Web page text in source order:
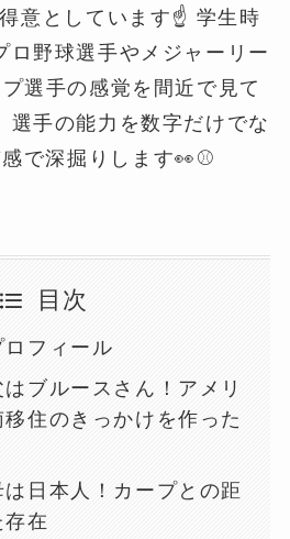
意としています☝️ 学生時
ロ野球選手やメジャーリー
選手の感覚を間近で見て
選手の能力を数字だけでな
で深掘りします👀⚾️
目次
フィール
ブルースさん！アメリ
住のきっかけを作った
日本人！カープとの距
在